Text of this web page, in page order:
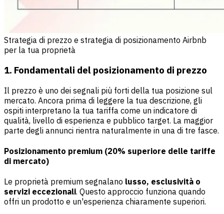
Strategia di prezzo e strategia di posizionamento Airbnb
per la tua proprietà
1. Fondamentali del posizionamento di prezzo
Il prezzo è uno dei segnali più forti della tua posizione sul
mercato. Ancora prima di leggere la tua descrizione, gli
ospiti interpretano la tua tariffa come un indicatore di
qualità, livello di esperienza e pubblico target. La maggior
parte degli annunci rientra naturalmente in una di tre fasce.
Posizionamento premium (20% superiore delle tariffe
di mercato)
Le proprietà premium segnalano lusso, esclusività o
servizi eccezionali. Questo approccio funziona quando
offri un prodotto e un'esperienza chiaramente superiori.